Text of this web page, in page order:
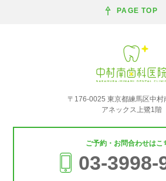
PAGE TOP
〒176-0025 東京都練馬区中村
アネックス上鷺1階
ご予約・お問合わせはこ
03-3998-